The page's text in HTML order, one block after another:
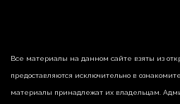
Все материалы на данном сайте взяты из
предоставляются исключительно в
материалы принадлежат их владельцам.